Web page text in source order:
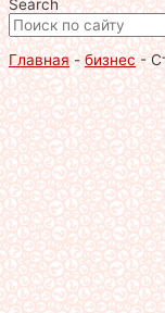
Search
Главная-бизнес-